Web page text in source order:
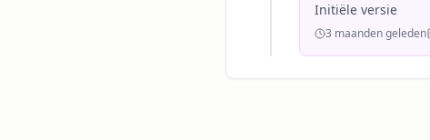
Initiële versie
3 maanden geleden